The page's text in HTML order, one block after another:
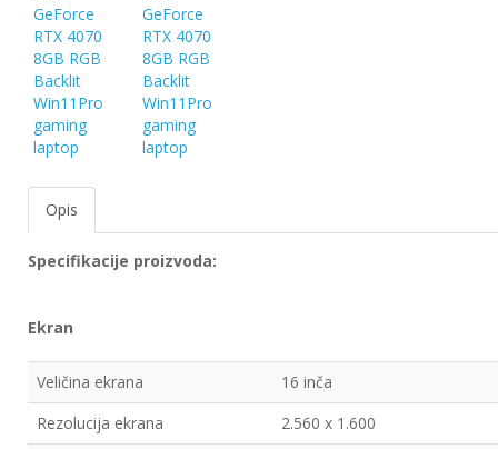
EWM
aparati
za
zavarivanje
Prenosni
računari
Pribor
za
zavarivanje
radionica
Opis
Specifikacije proizvoda:
Ekran
Veličina ekrana
16 inča
Rezolucija ekrana
2.560 x 1.600